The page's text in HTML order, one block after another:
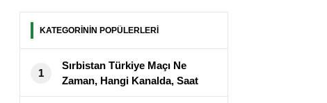
KATEGORİNİN POPÜLERLERİ
1
Sırbistan Türkiye Maçı Ne
Zaman, Hangi Kanalda, Saat
Kaçta?